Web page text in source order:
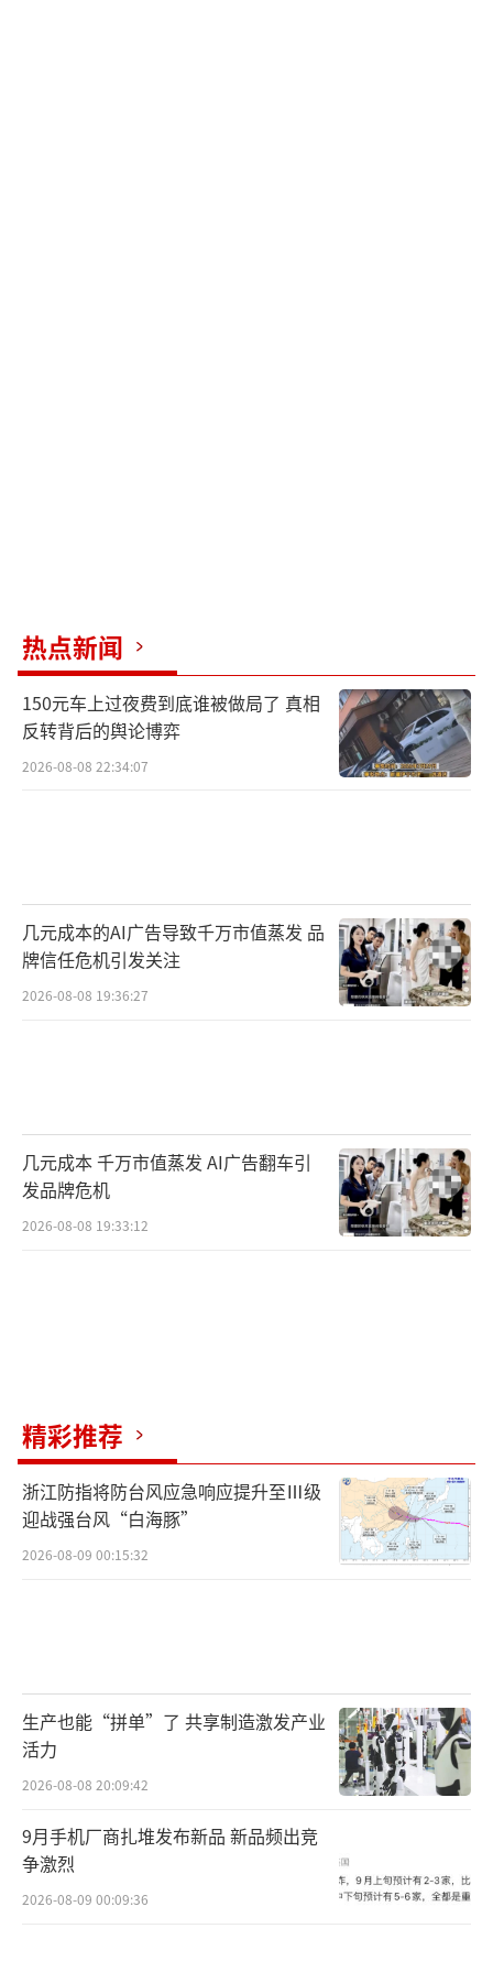
热点新闻
150元车上过夜费到底谁被做局了 真相
反转背后的舆论博弈
2026-08-08 22:34:07
几元成本的AI广告导致千万市值蒸发 品
牌信任危机引发关注
2026-08-08 19:36:27
几元成本 千万市值蒸发 AI广告翻车引
发品牌危机
2026-08-08 19:33:12
精彩推荐
浙江防指将防台风应急响应提升至Ⅲ级
迎战强台风“白海豚”
2026-08-09 00:15:32
生产也能“拼单”了 共享制造激发产业
活力
2026-08-08 20:09:42
9月手机厂商扎堆发布新品 新品频出竞
争激烈
2026-08-09 00:09:36